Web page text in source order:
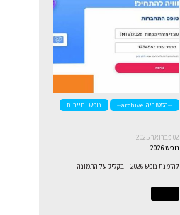
--הסטוריה. archive-- נופש ותיירות
02 פברואר 2025
נופש 2026
להזמנת נופש 2026 – בקליק על התמונה